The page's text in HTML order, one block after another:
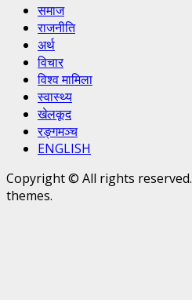
समाज
राजनीति
अर्थ
विचार
विश्व मामिला
स्वास्थ्य
खेलकूद
रङ्गमञ्च
ENGLISH
Copyright © All rights reserved.
themes.